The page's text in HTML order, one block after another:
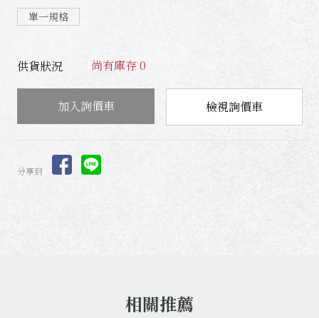
單一規格
供貨狀況 尚有庫存 0
檢視詢價車
分享到